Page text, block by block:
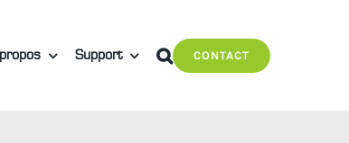
Support CONTACT